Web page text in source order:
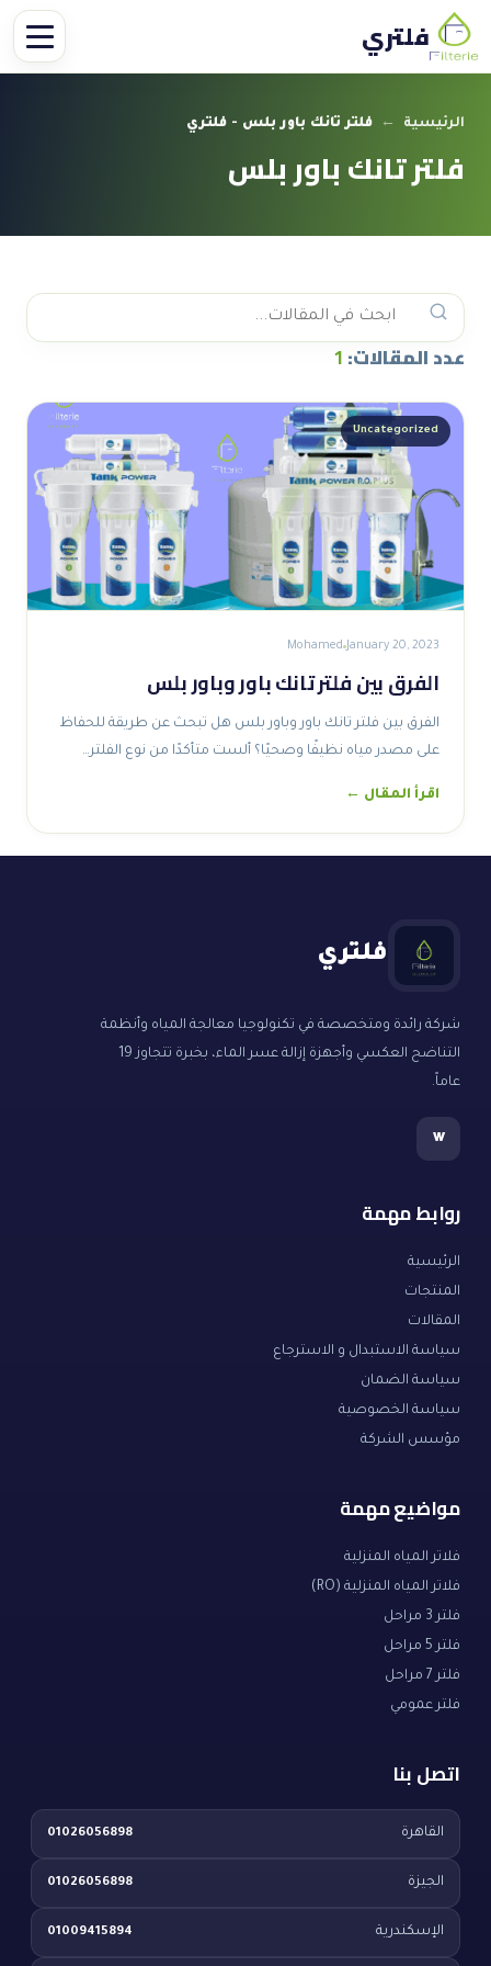
فلتري
الرئيسية ← فلتر تانك باور بلس - فلتري
فلتر تانك باور بلس
عدد المقالات:1
Uncategorized
January 20, 2023
Mohamed
الفرق بين فلتر تانك باور وباور بلس
الفرق بين فلتر تانك باور وباور بلس هل تبحث عن طريقة للحفاظ
على مصدر مياه نظيفًا وصحيًا؟ ألست متأكدًا من نوع الفلتر…
اقرأ المقال ←
فلتري
شركة رائدة ومتخصصة في تكنولوجيا معالجة المياه وأنظمة
التناضح العكسي وأجهزة إزالة عسر الماء، بخبرة تتجاوز 19
عاماً.
w
روابط مهمة
الرئيسية
المنتجات
المقالات
سياسة الاستبدال و الاسترجاع
سياسة الضمان
سياسة الخصوصية
مؤسس الشركة
مواضيع مهمة
فلاتر المياه المنزلية
فلاتر المياه المنزلية (RO)
فلتر 3 مراحل
فلتر 5 مراحل
فلتر 7 مراحل
فلتر عمومي
اتصل بنا
القاهرة 01026056898
الجيزة 01026056898
الإسكندرية 01009415894